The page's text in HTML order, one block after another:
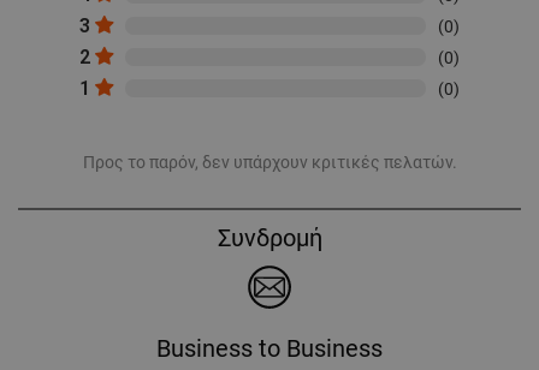
3 (0)
2 (0)
1 (0)
Προς το παρόν, δεν υπάρχουν κριτικές πελατών.
Συνδρομή
Business to Business